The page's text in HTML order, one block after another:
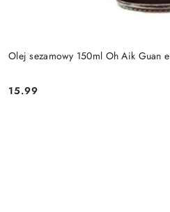
Olej sezamowy 150ml Oh Aik Guan e
Cena:
15.99